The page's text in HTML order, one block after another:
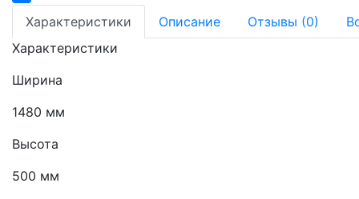
Характеристики Описание Отзывы (0)
Характеристики
Ширина
1480 мм
Высота
500 мм